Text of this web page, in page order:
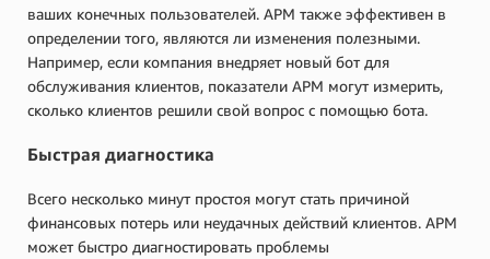
ваших конечных пользователей. APM также эффективен в
определении того, являются ли изменения полезными.
Например, если компания внедряет новый бот для
обслуживания клиентов, показатели APM могут измерить,
сколько клиентов решили свой вопрос с помощью бота.
Быстрая диагностика
Всего несколько минут простоя могут стать причиной
финансовых потерь или неудачных действий клиентов. APM
может быстро диагностировать проблемы